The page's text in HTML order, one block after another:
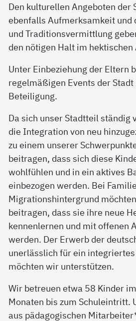
Den kulturellen Angeboten der
ebenfalls Aufmerksamkeit und
und Traditionsvermittlung
den nötigen Halt im hektischen
Unter Einbeziehung der Eltern
regelmäßigen Events der
Beteiligung.
Da sich unser Stadtteil ständig
die Integration von neu
zu einem unserer
beitragen, dass sich diese
wohlfühlen und in ein aktives
einbezogen werden. Bei
Migrationshintergrund
beitragen, dass sie ihre neue
kennenlernen und mit offenen
werden. Der Erwerb der
unerlässlich für ein integriertes
möchten wir unterstützen.
Wir betreuen etwa 58 Kinder
Monaten bis zum Schuleintritt.
aus pädagogischen